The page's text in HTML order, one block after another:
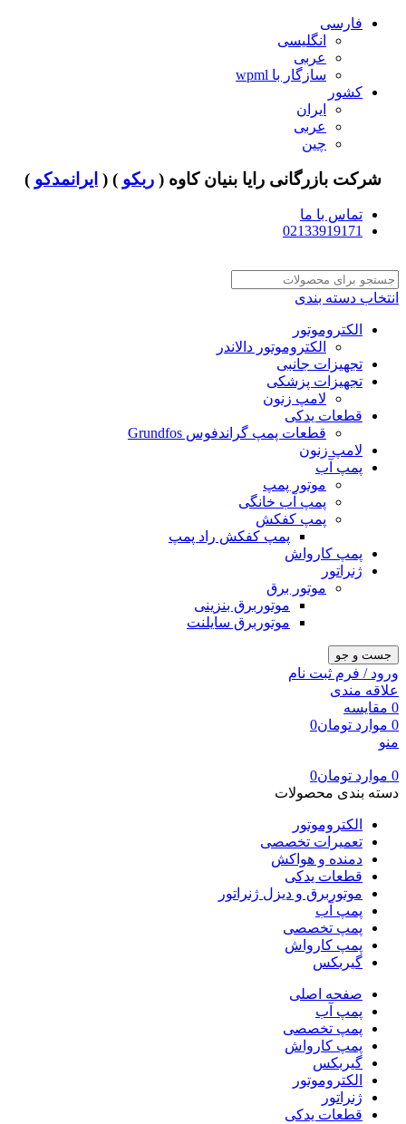
فارسی
انگلیسی
عربی
سازگار با wpml
کشور
ایران
عربی
چین
شرکت بازرگانی رایا بنیان کاوه ( ربکو ) ( ایرانمدکو )
تماس با ما
02133919171
انتخاب دسته بندی
الکتروموتور
الکتروموتور دالاندر
تجهیزات جانبی
تجهیزات پزشکی
لامپ زنون
قطعات یدکی
قطعات پمپ گراندفوس Grundfos
لامپ زنون
پمپ آب
موتور پمپ
پمپ آب خانگی
پمپ کفکش
پمپ کفکش راد پمپ
پمپ کارواش
ژنراتور
موتور برق
موتوربرق بنزینی
موتوربرق سایلنت
جست و جو
ورود / فرم ثبت نام
علاقه مندی
0 مقایسه
0 موارد تومان0
منو
0 موارد تومان0
دسته بندی محصولات
الکتروموتور
تعمیرات تخصصی
دمنده و هواکش
قطعات یدکی
موتوربرق و دیزل ژنراتور
پمپ آب
پمپ تخصصی
پمپ کارواش
گیربکس
صفحه اصلی
پمپ آب
پمپ تخصصی
پمپ کارواش
گیربکس
الکتروموتور
ژنراتور
قطعات یدکی